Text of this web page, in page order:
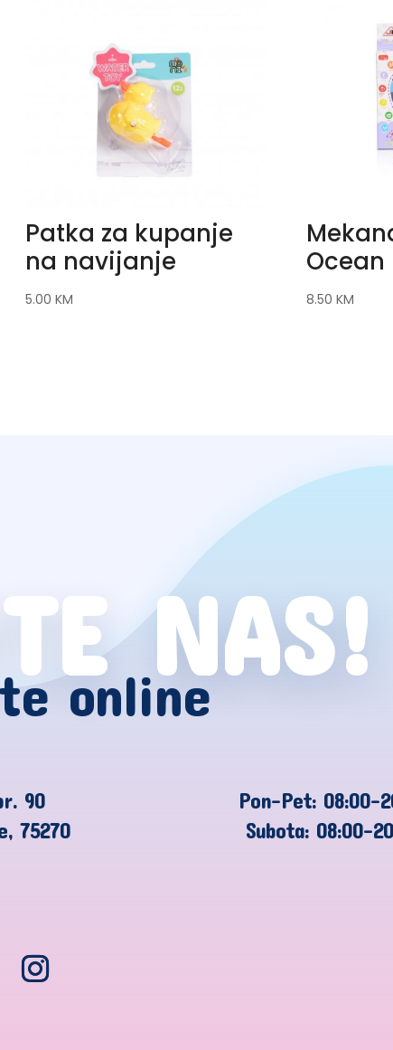
Patka za kupanje
na navijanje
5.00 KM 8.50KM
NAS!
online
90
75270
Pon-Pet: 08:00-
Subota: 08:00-